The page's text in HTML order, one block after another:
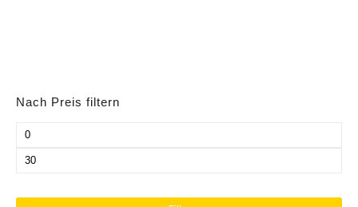
Nach Preis filtern
Min.
Max.